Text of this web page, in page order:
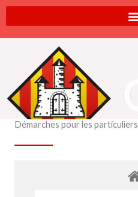
Aller
au
contenu
Démarches pour les particuliers